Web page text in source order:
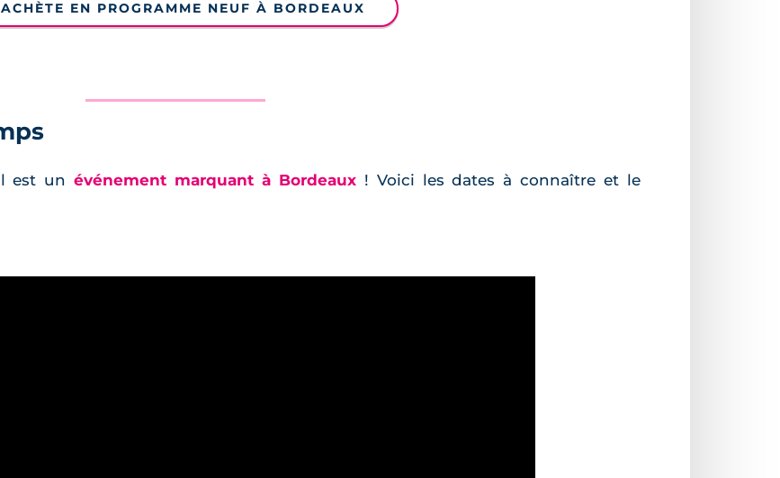
EN PROGRAMME NEUF À BORDEAUX
est unévénement marquant à Bordeaux! Voici les dates à connaître et le